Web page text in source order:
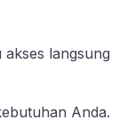
akses langsung
Anda.